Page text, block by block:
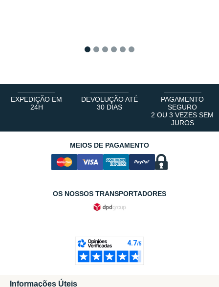
EXPEDIÇÃO EM
24H
DEVOLUÇÃO ATÉ
30 DIAS
PAGAMENTO
SEGURO
2 OU 3 VEZES SEM
JUROS
MEIOS DE PAGAMENTO
OS NOSSOS TRANSPORTADORES
Informações Úteis